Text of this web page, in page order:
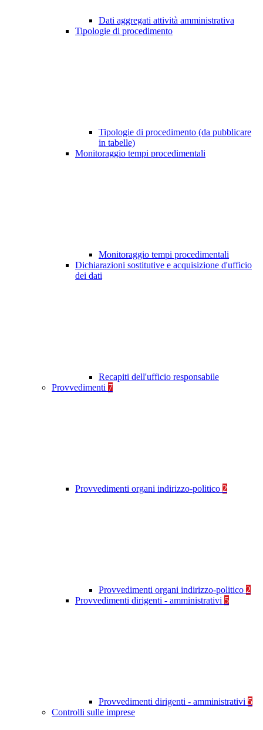
Dati aggregati attività amministrativa
Tipologie di procedimento
Tipologie di procedimento (da pubblicare
in tabelle)
Monitoraggio tempi procedimentali
Monitoraggio tempi procedimentali
Dichiarazioni sostitutive e acquisizione d'ufficio
dei dati
Recapiti dell'ufficio responsabile
Provvedimenti 7
Provvedimenti organi indirizzo-politico 2
Provvedimenti organi indirizzo-politico 2
Provvedimenti dirigenti - amministrativi 5
Provvedimenti dirigenti - amministrativi 5
Controlli sulle imprese